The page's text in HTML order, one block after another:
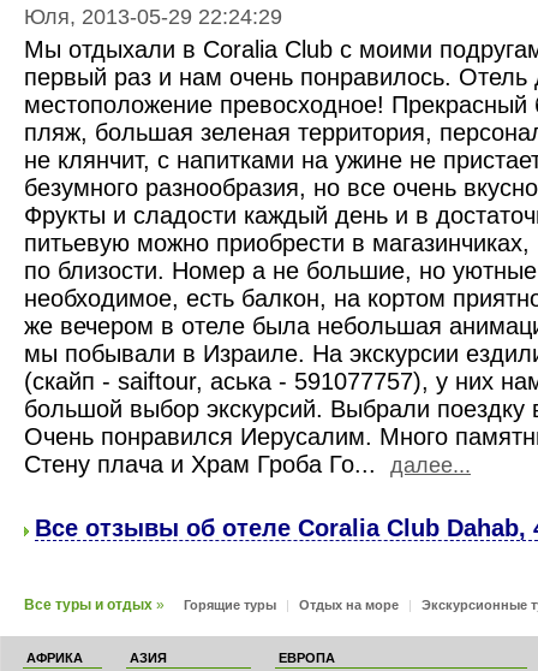
Юля, 2013-05-29 22:24:29
Мы отдыхали в Coralia Club с моими
первый раз и нам очень понравилось. Отель
местоположение превосходное!
пляж, большая зеленая территория,
не клянчит, с напитками на ужине не
безумного разнообразия, но все очень
Фрукты и сладости каждый день и в
питьевую можно приобрести в
по близости. Номер а не большие, но уютные
необходимое, есть балкон, на кортом
же вечером в отеле была небольшая
мы побывали в Израиле. На экскурсии
(скайп - saiftour, аська - 591077757), у них
большой выбор экскурсий. Выбрали поездку
Очень понравился Иерусалим. Много
Стену плача и Храм Гроба Го... далее...
Все отзывы об отеле Coralia Club Dahab,
Все туры и отдых » Горящие туры | Отдых на море | Экскурсионные
АФРИКА
АЗИЯ
ЕВРОПА